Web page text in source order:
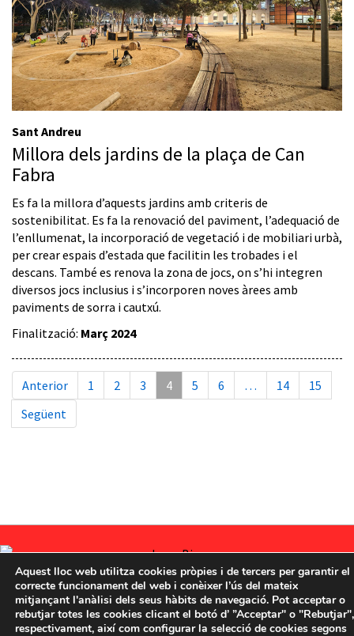
Sant Andreu
Millora dels jardins de la plaça de Can
Fabra
Es fa la millora d’aquests jardins amb criteris de
sostenibilitat. Es fa la renovació del paviment, l’adequació de
l’enllumenat, la incorporació de vegetació i de mobiliari urbà,
per crear espais d’estada que facilitin les trobades i el
descans. També es renova la zona de jocs, on s’hi integren
diversos jocs inclusius i s’incorporen noves àrees amb
paviments de sorra i cautxú.
Finalització: Març 2024
Anterior 1 2 3 4 5 6 … 14
15
Següent
Avís legal-Política de privacitat-Política de Cookies-Sistema intern d’informació
- BIMSA 2026
Aquest lloc web utilitza cookies pròpies i de tercers per garantir el
correcte funcionament del web i conèixer l’ús del mateix
mitjançant l'anàlisi dels seus hàbits de navegació. Pot acceptar o
rebutjar totes les cookies clicant el botó d’ ”Acceptar" o "Rebutjar",
respectivament, així com configurar la selecció de cookies segons